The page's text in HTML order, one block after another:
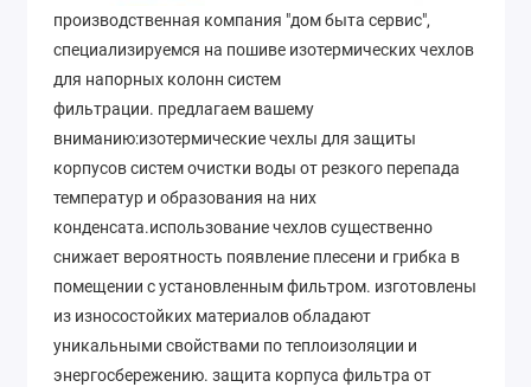
производственная компания "дом быта сервис",
специализируемся на пошиве изотермических чехлов
для напорных колонн систем
фильтрации. предлагаем вашему
вниманию:изотермические чехлы для защиты
корпусов систем очистки воды от резкого перепада
температур и образования на них
конденсата.использование чехлов существенно
снижает вероятность появление плесени и грибка в
помещении с установленным фильтром. изготовлены
из износостойких материалов обладают
уникальными свойствами по теплоизоляции и
энергосбережению. защита корпуса фильтра от